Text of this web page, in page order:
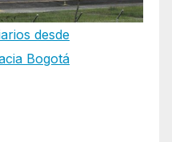
desde
Bogotá